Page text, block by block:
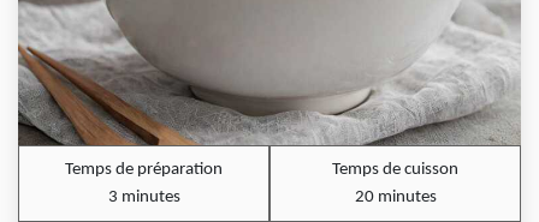
Temps de préparation
3 minutes
Temps de cuisson
20 minutes